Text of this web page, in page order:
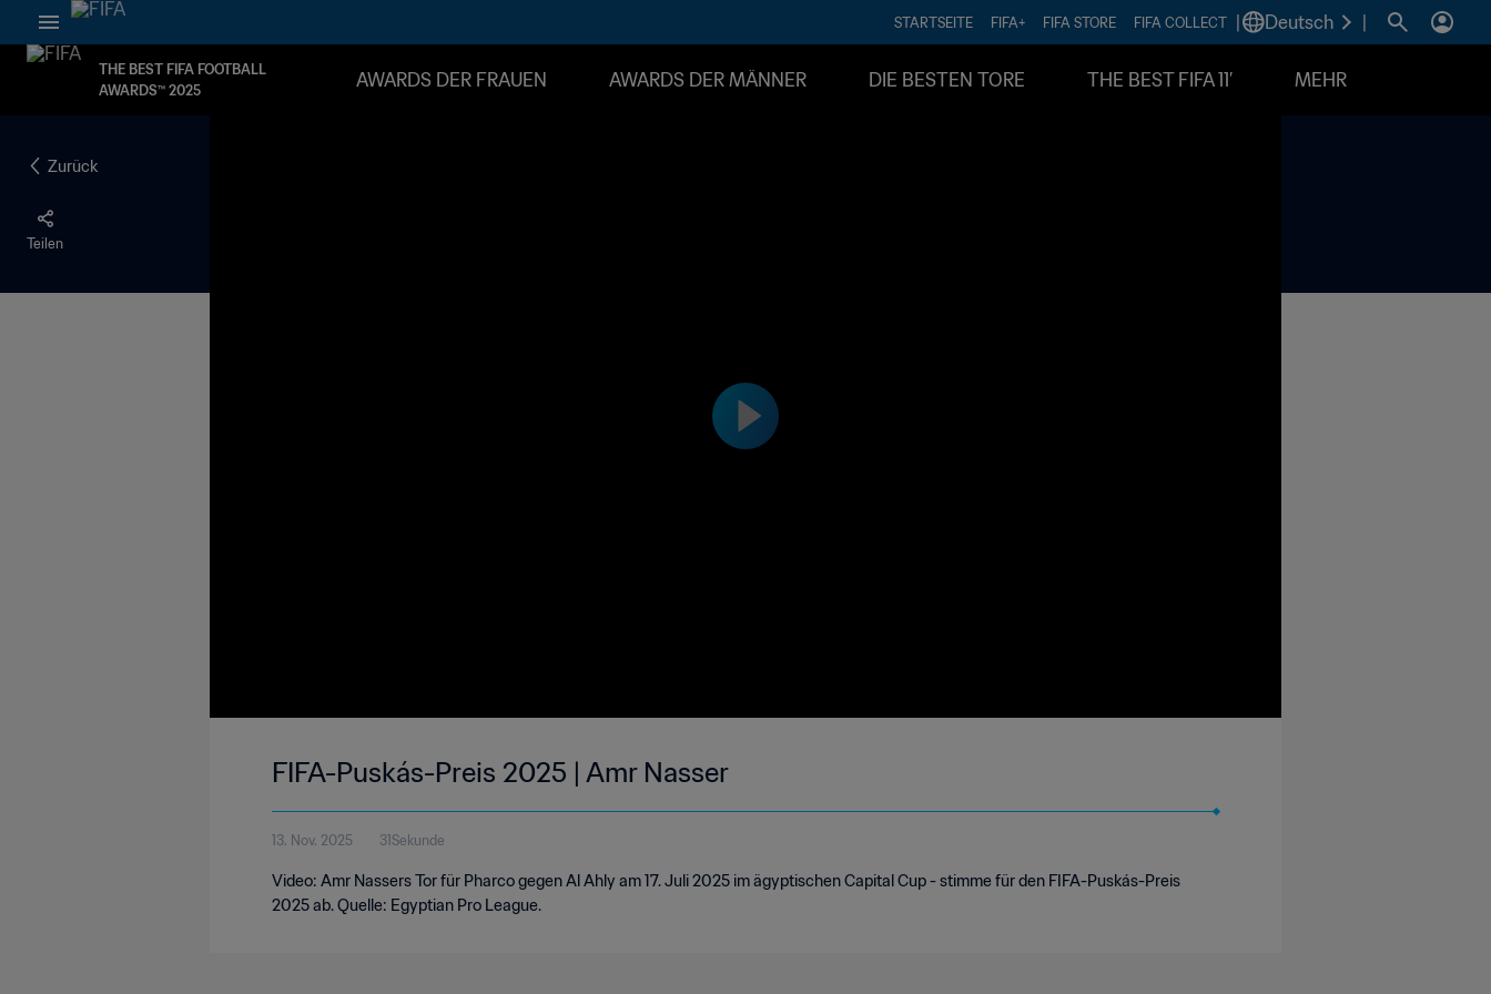
STARTSEITE FIFA+ FIFA STORE FIFA COLLECT Deutsch
THE BEST FIFA FOOTBALL
AWARDS™ 2025
AWARDS DER FRAUEN AWARDS DER MÄNNER DIE BESTEN TORE THE BEST FIFA 11’ MEHR
Zurück
Teilen
FIFA-Puskás-Preis 2025 | Amr Nasser
13. Nov. 2025 31Sekunde
Video: Amr Nassers Tor für Pharco gegen Al Ahly am 17. Juli 2025 im ägyptischen Capital Cup - stimme für den FIFA-Puskás-Preis
2025 ab. Quelle: Egyptian Pro League.